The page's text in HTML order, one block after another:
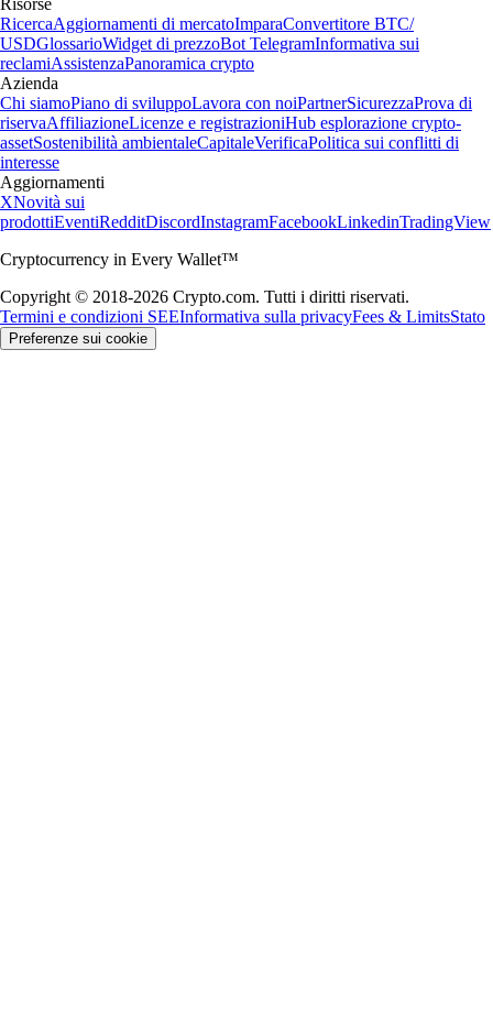
Risorse
RicercaAggiornamenti di mercatoImparaConvertitore BTC/
USDGlossarioWidget di prezzoBot TelegramInformativa sui
reclamiAssistenzaPanoramica crypto
Azienda
Chi siamoPiano di sviluppoLavora con noiPartnerSicurezzaProva di
riservaAffiliazioneLicenze e registrazioniHub esplorazione crypto-
assetSostenibilità ambientaleCapitaleVerificaPolitica sui conflitti di
interesse
Aggiornamenti
XNovità sui
prodottiEventiRedditDiscordInstagramFacebookLinkedinTradingView
Cryptocurrency in Every Wallet™
Copyright © 2018-2026 Crypto.com. Tutti i diritti riservati.
Termini e condizioni SEEInformativa sulla privacyFees & LimitsStato
Preferenze sui cookie